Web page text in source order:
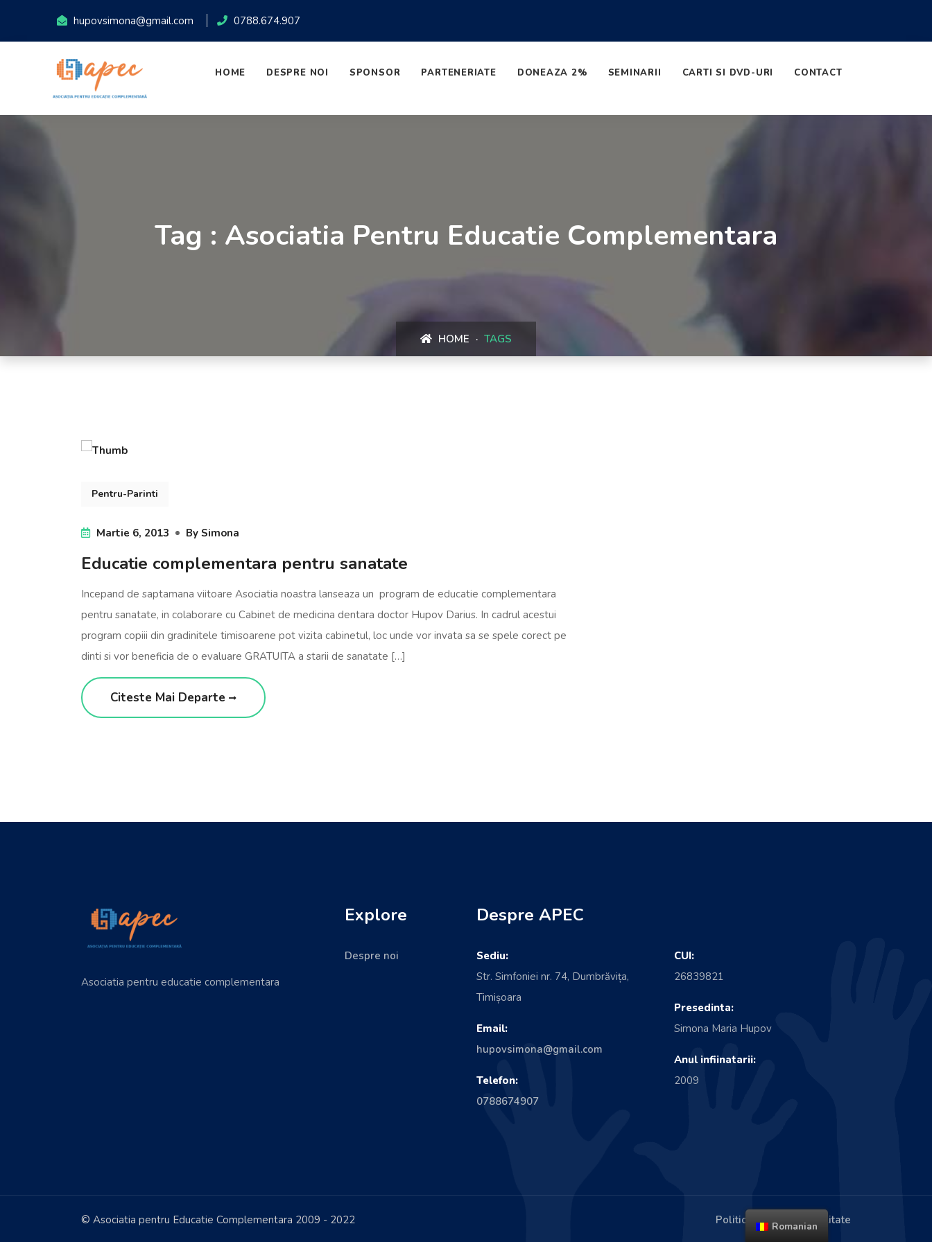
hupovsimona@gmail.com 0788.674.907
HOME DESPRE NOI SPONSOR PARTENERIATE DONEAZA 2% SEMINARII CARTI SI DVD-URI CONTACT
Tag : Asociatia Pentru Educatie Complementara
HOME TAGS
Pentru-Parinti
Martie 6, 2013 By Simona
Educatie complementara pentru sanatate
Incepand de saptamana viitoare Asociatia noastra lanseaza un program de educatie complementara
pentru sanatate, in colaborare cu Cabinet de medicina dentara doctor Hupov Darius. In cadrul acestui
program copiii din gradinitele timisoarene pot vizita cabinetul, loc unde vor invata sa se spele corect pe
dinti si vor beneficia de o evaluare GRATUITA a starii de sanatate […]
Citeste Mai Departe
Asociatia pentru educatie complementara
Explore
Despre noi
Despre APEC
Sediu:
Str. Simfoniei nr. 74, Dumbrăvița,
Timișoara
Email:
hupovsimona@gmail.com
Telefon:
0788674907
CUI:
26839821
Presedinta:
Simona Maria Hupov
Anul infiinatarii:
2009
© Asociatia pentru Educatie Complementara 2009 - 2022 Politica de confidentialitate
Romanian